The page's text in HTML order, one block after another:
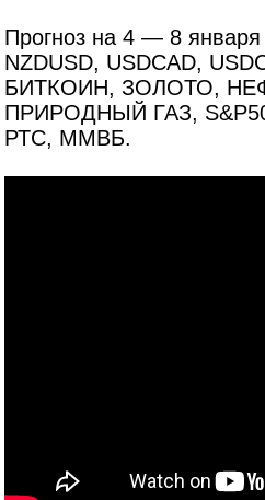
Прогноз на 4 — 8
NZDUSD, USDCAD,
БИТКОИН, ЗОЛОТО,
ПРИРОДНЫЙ ГАЗ,
РТС, ММВБ.